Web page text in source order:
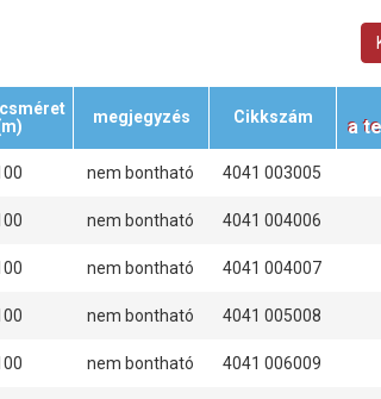
megjegyzés Cikkszám
a
nem bontható 4041 003005
nem bontható 4041 004006
nem bontható 4041 004007
nem bontható 4041 005008
nem bontható 4041 006009